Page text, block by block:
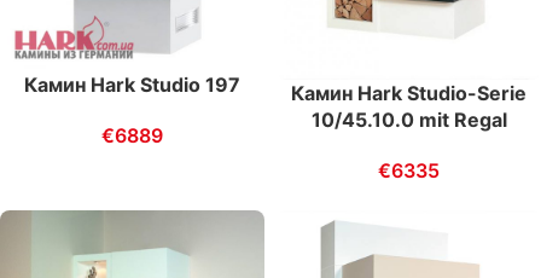
Камин Hark Studio 197
€6889
Камин Hark Studio-Serie
10/45.10.0 mit Regal
€6335